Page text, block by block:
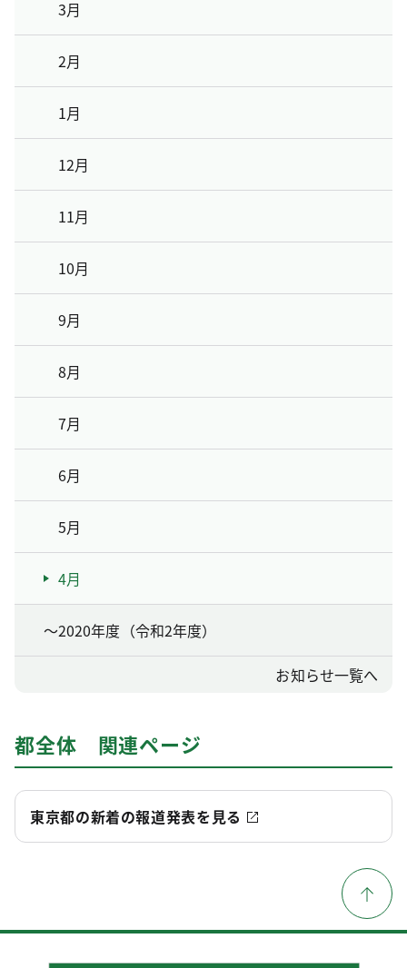
3月
2月
1月
12月
11月
10月
9月
8月
7月
6月
5月
4月
～2020年度（令和2年度）
お知らせ一覧へ
都全体 関連ページ
東京都の新着の報道発表を見る